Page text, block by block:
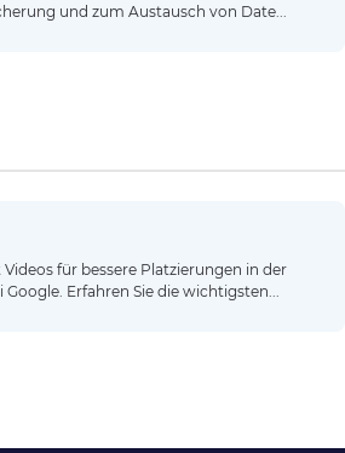
und zum Austausch von Date...
für bessere Platzierungen in der
Erfahren Sie die wichtigsten...